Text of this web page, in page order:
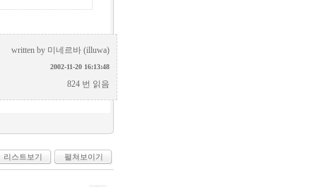
written by 미네르바 (illuwa)
2002-11-20 16:13:48
824 번 읽음
리스트보기 펼쳐보이기